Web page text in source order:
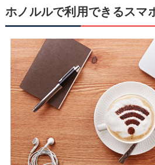
ホノルルで利用できるスマ